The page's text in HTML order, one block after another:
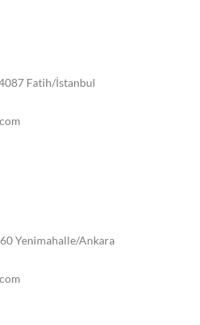
Fatih/İstanbul
Yenimahalle/Ankara